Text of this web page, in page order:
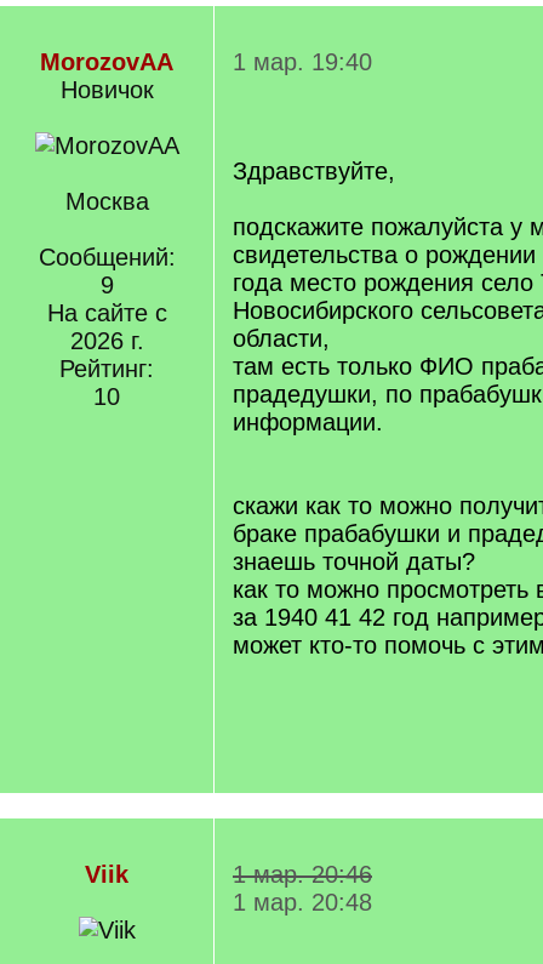
MorozovAA
Новичок
Москва
Сообщений:
9
На сайте с
2026 г.
Рейтинг:
10
1 мар. 19:40
Здравствуйте,
подскажите пожалуйста у
свидетельства о
года место рождения
Новосибирского
области,
там есть только ФИО
прадедушки, по
информации.
скажи как то можно
браке прабабушки и
знаешь точной даты?
как то можно просмотреть
за 1940 41 42 год
может кто-то помочь с
Viik
1 мар. 20:46
1 мар. 20:48